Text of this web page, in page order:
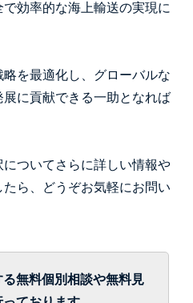
効率的な海上輸送の実現に
を最適化し、グローバルな
に貢献できる一助となれば
ついてさらに詳しい情報や
ら、どうぞお気軽にお問い
無料個別相談や無料見